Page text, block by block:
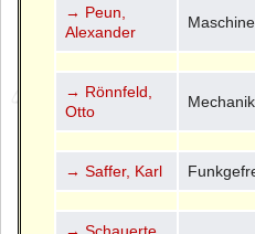
→ Peun,
Alexander
→ Rönnfeld,
Otto
→ Saffer, Karl